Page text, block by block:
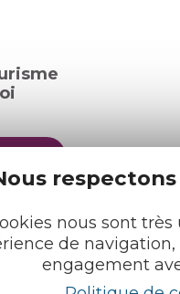
nous sont
de
engagement